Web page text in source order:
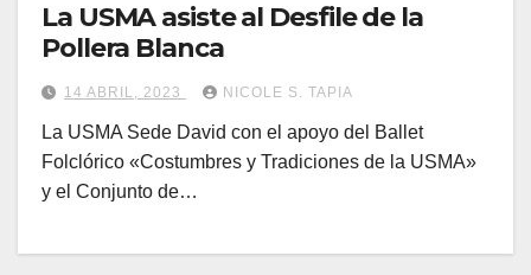
La USMA asiste al Desfile de la
Pollera Blanca
14 ABRIL, 2023 NICOLE S. TAPIA
La USMA Sede David con el apoyo del Ballet
Folclórico «Costumbres y Tradiciones de la USMA»
y el Conjunto de…